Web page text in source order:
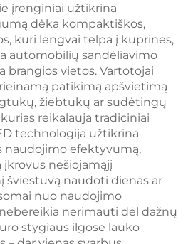
įrenginiai užtikrina
dėka kompaktiškos,
kuri lengvai telpa į kuprines,
automobilių sandėliavimo
brangios vietos. Vartotojai
patikimą apšvietimą
žiebtukų ar sudėtingų
reikalauja tradiciniai
technologija užtikrina
naudojimo efektyvumą,
įkrovus nešiojamąjį
naudoti dienas ar
nuo naudojimo
nerimauti dėl dažnų
stygiaus ilgose lauko